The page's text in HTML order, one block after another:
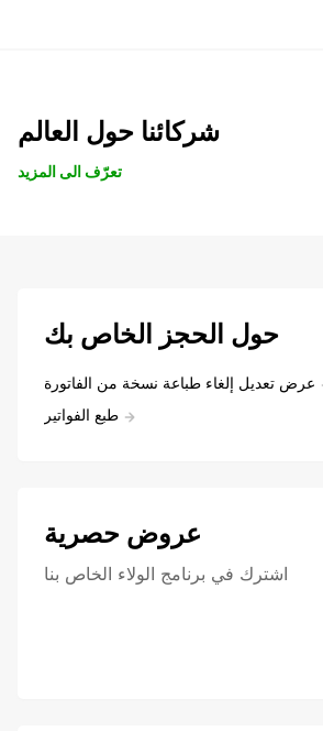
شركائنا حول العالم
تعرّف الى المزيد
حول الحجز الخاص بك
عرض تعديل إلغاء طباعة نسخة من الفاتورة
طبع الفواتير
عروض حصرية
اشترك في برنامج الولاء الخاص بنا